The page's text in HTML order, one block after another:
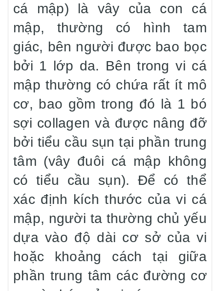
cá mập) là vây của con cá
mập, thường có hình tam
giác, bên người được bao bọc
bởi 1 lớp da. Bên trong vi cá
mập thường có chứa rất ít mô
cơ, bao gồm trong đó là 1 bó
sợi collagen và được nâng đỡ
bởi tiểu cầu sụn tại phần trung
tâm (vây đuôi cá mập không
có tiểu cầu sụn). Để có thể
xác định kích thước của vi cá
mập, người ta thường chủ yếu
dựa vào độ dài cơ sở của vi
hoặc khoảng cách tại giữa
phần trung tâm các đường cơ